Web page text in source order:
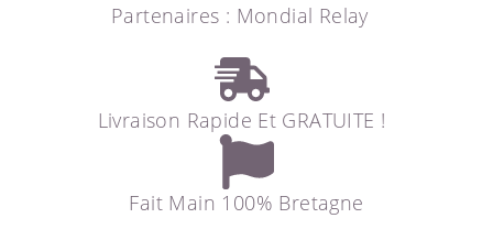
Partenaires : Mondial Relay
Livraison Rapide Et GRATUITE !
Fait Main 100% Bretagne